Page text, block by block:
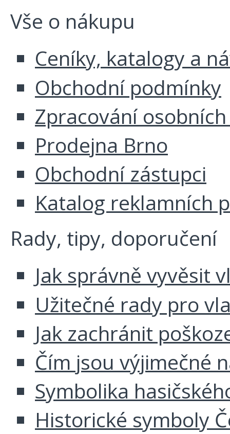
Vše o nákupu
Ceníky, katalogy a
Obchodní podmínky
Zpracování
Prodejna Brno
Obchodní zástupci
Katalog reklamních
Rady, tipy, doporučení
Jak správně vyvěsit
Užitečné rady pro
Jak zachránit
Čím jsou výjimečné
Symbolika
Historické symboly